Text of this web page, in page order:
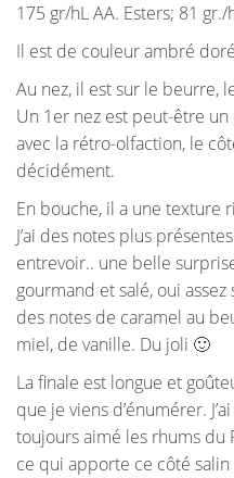
175 gr/hL AA. Esters; 81 gr./
Il est de couleur ambré
Au nez, il est sur le beurre,
Un 1er nez est peut-être
avec la rétro-olfaction, le
décidément.
En bouche, il a une texture
J’ai des notes plus
entrevoir.. une belle
gourmand et salé, oui assez
des notes de caramel au
miel, de vanille. Du joli 🙂
La finale est longue et
que je viens d’énumérer.
toujours aimé les rhums du
ce qui apporte ce côté